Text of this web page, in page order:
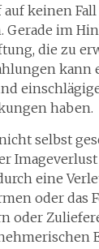
keinen
Gerade im
die zu
kann
haben.
selbst
eine
oder das
oder